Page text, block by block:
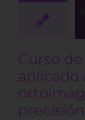
de
aprender?
Curso
aplicado